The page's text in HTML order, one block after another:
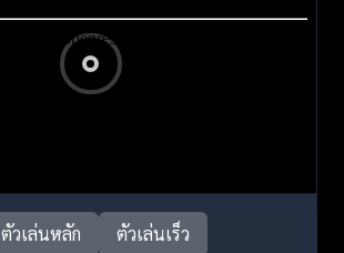
ตัวเล่นหลัก ตัวเล่นเร็ว